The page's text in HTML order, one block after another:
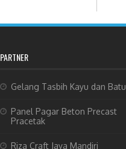
PARTNER
Gelang Tasbih Kayu dan Batu
Panel Pagar Beton Precast
Pracetak
Riza Craft Jaya Mandiri